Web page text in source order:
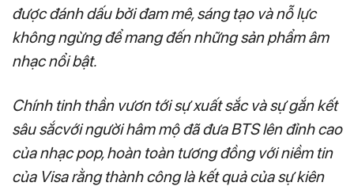
được đánh dấu bởi đam mê, sáng tạo và nỗ lực
không ngừng để mang đến những sản phẩm âm
nhạc nổi bật.
Chính tinh thần vươn tới sự xuất sắc và sự gắn kết
sâu sắcvới người hâm mộ đã đưa BTS lên đỉnh cao
của nhạc pop, hoàn toàn tương đồng với niềm tin
của Visa rằng thành công là kết quả của sự kiên